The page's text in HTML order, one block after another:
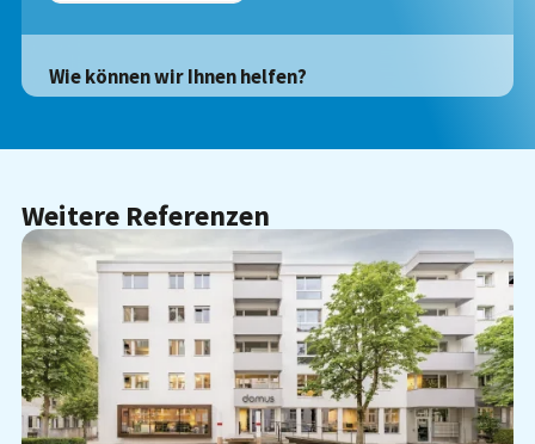
Wie können wir Ihnen helfen?
Weitere Referenzen